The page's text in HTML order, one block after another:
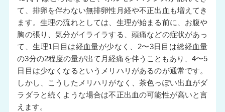
て、排卵を伴わない無排卵性月経や不正出血も増えてき
ます。生理の流れとしては、生理が始まる前に、お腹や
胸の張り、気分がイライラする、頭痛などの症状があっ
て、生理1日目は経血量が少なく、2〜3日目は総経血量
の3分の2程度の量が出て月経痛を伴うこともあり、4〜5
日目は少なくなるというメリハリがあるのが通常です。
しかし、こうしたメリハリがなく、茶色っぽい出血がダ
ラダラと続くような場合は不正出血の可能性が高いと言
えます。